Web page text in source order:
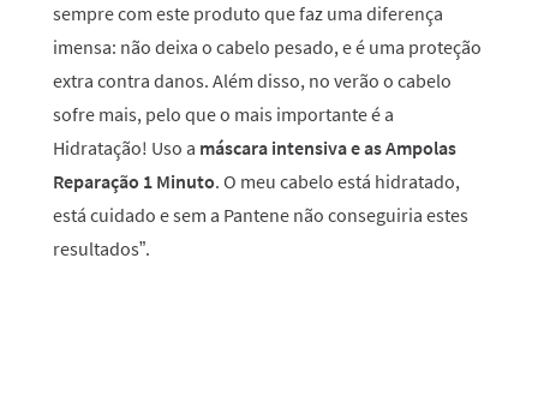
sempre com este produto que faz uma diferença
imensa: não deixa o cabelo pesado, e é uma proteção
extra contra danos. Além disso, no verão o cabelo
sofre mais, pelo que o mais importante é a
Hidratação! Uso a máscara intensiva e as Ampolas
Reparação 1 Minuto. O meu cabelo está hidratado,
está cuidado e sem a Pantene não conseguiria estes
resultados”.